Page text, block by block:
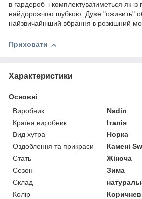
в гардероб і комплектуватиметься як із
найдорожчою шубкою. Дуже "оживить"
найзвичайніший вбрання в розкішний
Приховати
Характеристики
Основні
Виробник
Nadin
Країна виробник
Італія
Вид хутра
Норка
Оздоблення та прикраси
Камені
Стать
Жіноча
Сезон
Зима
Склад
Колір